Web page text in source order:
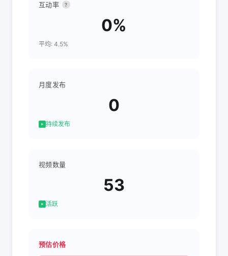
互动率 ?
0%
平均: 4.5%
月度发布
0
持续发布
视频数量
53
活跃
预估价格